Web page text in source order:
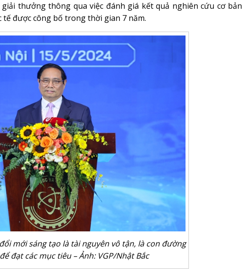
thưởng thông qua việc đánh giá kết quả nghiên cứu cơ bản
được công bố trong thời gian 7 năm.
mới sáng tạo là tài nguyên vô tận, là con đường
đạt các mục tiêu – Ảnh: VGP/Nhật Bắc